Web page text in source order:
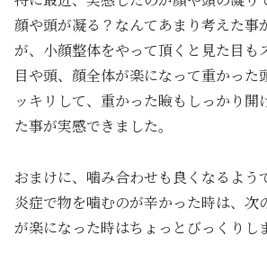
顔や頭が凝る？なんてあまり考えた事
が、小顔整体をやって頂くと見た目も
目や頭、顔全体が楽になって重かった
ッキリして、重かった瞼もしっかり開
た事が実感できました。
おまけに、噛み合わせも良くなるよう
炎症で物を噛むのが辛かった時は、次
が楽になった時はちょっとびっくりし